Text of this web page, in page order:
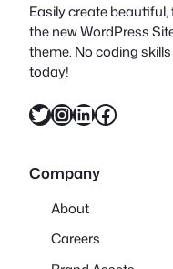
Easily create
the new WordPress
theme. No coding
today!
X InstagramLinkedIn Facebook
Company
About
Careers